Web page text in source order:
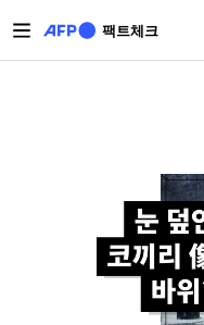
팩트체크
기본탭